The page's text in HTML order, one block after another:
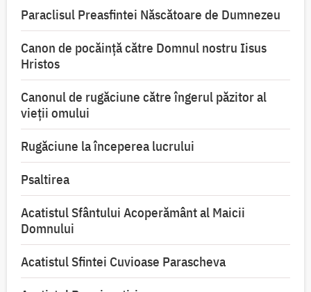
Paraclisul Preasfintei Născătoare de Dumnezeu
Canon de pocăință către Domnul nostru Iisus
Hristos
Canonul de rugăciune către îngerul păzitor al
vieții omului
Rugăciune la începerea lucrului
Psaltirea
Acatistul Sfântului Acoperământ al Maicii
Domnului
Acatistul Sfintei Cuvioase Parascheva